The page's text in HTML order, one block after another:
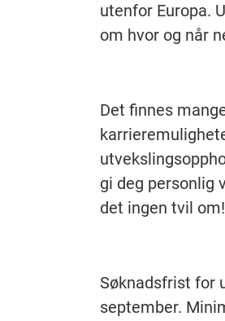
utenfor Europa.
om hvor og når
Det finnes
gi deg personlig
det ingen tvil om!
Søknadsfrist for
september.